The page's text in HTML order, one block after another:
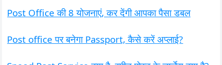
Post Office की 8 योजनाएं, कर देंगी आपका पैसा डबल
Post office पर बनेगा Passport, कैसे करें अप्लाई?